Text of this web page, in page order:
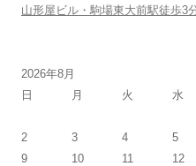
山形屋ビル・駒場東大前駅徒歩3
2026年8月
日
月 火 水
2
3 4 5
9
10 11 12